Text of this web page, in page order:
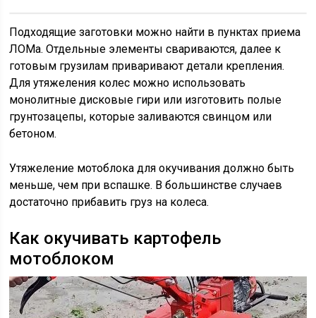
Подходящие заготовки можно найти в пунктах приема
ЛОМа. Отдельные элементы свариваются, далее к
готовым грузилам приваривают детали крепления.
Для утяжеления колес можно использовать
монолитные дисковые гири или изготовить полые
грунтозацепы, которые заливаются свинцом или
бетоном.
Утяжеление мотоблока для окучивания должно быть
меньше, чем при вспашке. В большинстве случаев
достаточно прибавить груз на колеса.
Как окучивать картофель
мотоблоком